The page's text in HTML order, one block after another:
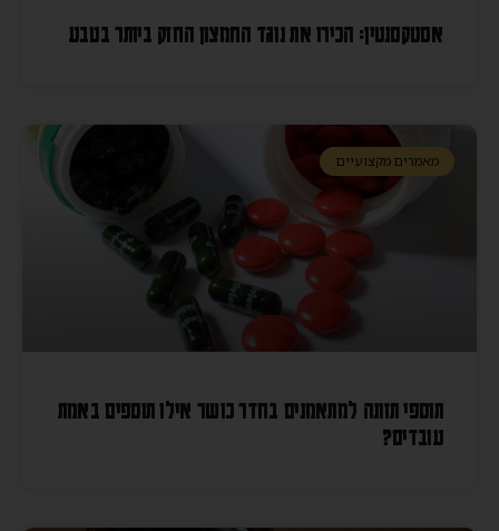
אסטקסנטין: הכירו את נוגד החמצון החזק ביותר בטבע
מאמרים מקצועיים
תוספי תזונה למתאמנים בחדר כושר אילו תוספים באמת
עובדים?